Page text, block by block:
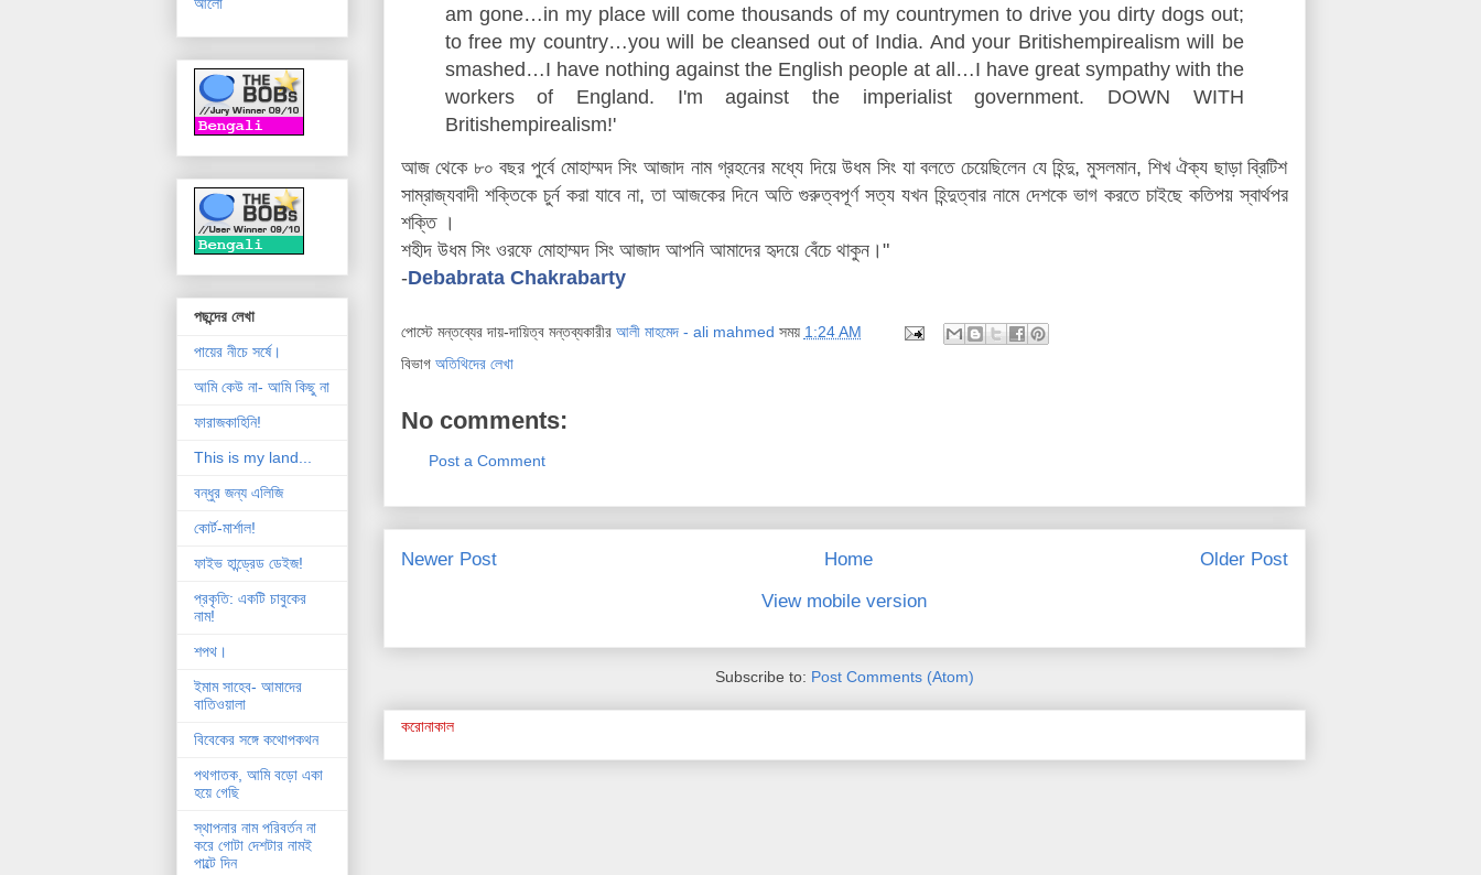
am gone…in my place will come thousands of my countrymen to drive you dirty dogs out;
to free my country…you will be cleansed out of India. And your Britishempirealism will be
smashed…I have nothing against the English people at all…I have great sympathy with the
workers of England. I'm against the imperialist government. DOWN WITH
Britishempirealism!'
আজ থেকে ৮০ বছর পুর্বে মোহাম্মদ সিং আজাদ নাম গ্রহনের মধ্যে দিয়ে উধম সিং যা বলতে চেয়েছিলেন যে হিন্দু, মুসলমান, শিখ ঐক্য ছাড়া ব্রিটিশ
সাম্রাজ্যবাদী শক্তিকে চুর্ন করা যাবে না, তা আজকের দিনে অতি গুরুত্বপূর্ণ সত্য যখন হিন্দুত্বার নামে দেশকে ভাগ করতে চাইছে কতিপয় স্বার্থপর
শক্তি ।
শহীদ উধম সিং ওরফে মোহাম্মদ সিং আজাদ আপনি আমাদের হৃদয়ে বেঁচে থাকুন।"
-Debabrata Chakrabarty
পোস্টে মন্তব্যের দায়-দায়িত্ব মন্তব্যকারীর আলী মাহমেদ - ali mahmed সময় 1:24 AM
বিভাগ অতিথিদের লেখা
No comments:
Post a Comment
Newer Post Older Post
Home
View mobile version
Subscribe to: Post Comments (Atom)
করোনাকাল
পছন্দের লেখা
পায়ের নীচে সর্ষে।
আমি কেউ না- আমি কিছু না
ফারাজকাহিনি!
This is my land...
বন্ধুর জন্য এলিজি
কোর্ট-মার্শাল!
ফাইভ হান্ড্রেড ডেইজ!
প্রকৃতি: একটি চাবুকের
নাম!
শপথ।
ইমাম সাহেব- আমাদের
বাতিওয়ালা
বিবেকের সঙ্গে কথোপকথন
পথগাতক, আমি বড়ো একা
হয়ে গেছি
স্থাপনার নাম পরিবর্তন না
করে গোটা দেশটার নামই
পাল্টে দিন